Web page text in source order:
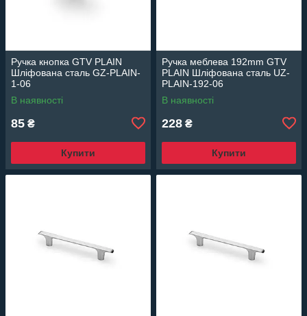
Ручка кнопка GTV PLAIN
Шліфована сталь GZ-PLAIN-
1-06
В наявності
85 ₴
Купити
Ручка меблева 192mm GTV
PLAIN Шліфована сталь UZ-
PLAIN-192-06
В наявності
228 ₴
Купити